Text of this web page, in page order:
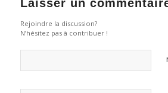
Laisser un
Rejoindre la discussion?
N’hésitez pas à contribuer !